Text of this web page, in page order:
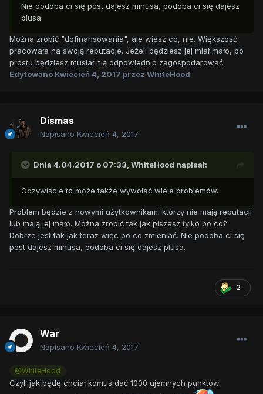
Nie podoba ci się post dajesz minusa, podoba ci się dajesz
plusa.
Można zrobić "dofinansowania", ale wiesz co, nie. Większość
pracowała na swoją reputacje. Jeżeli będziesz jej miał mało, po
prostu będziesz musiał nią odpowiednio zagospodarować.
Edytowano Kwiecień 4, 2017 przez WhiteHood
Dismas
Napisano Kwiecień 4, 2017
Dnia 4.04.2017 o 07:33, WhiteHood napisał:
Oczywiście to może także wywołać wiele problemów.
Problem będzie z nowymi użytkownikami którzy nie mają reputacji
lub mają jej mało. Można zrobić tak jak piszesz tylko po co?
Dobrze jest tak jak teraz więc po co zmieniać. Nie podoba ci się
post dajesz minusa, podoba ci się dajesz plusa.
2
War
Napisano Kwiecień 4, 2017
@WhiteHood
Czyli jak będę chciał komuś dać 1000 ujemnych punktów